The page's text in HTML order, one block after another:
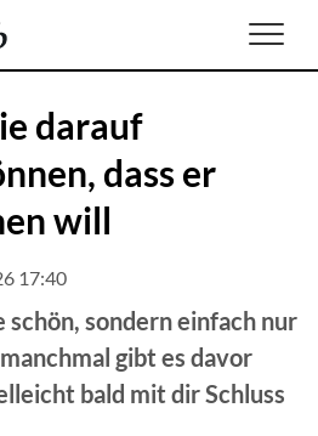
darauf
dass er
will
17:40
schön, sondern einfach nur
gibt es davor
bald mit dir Schluss